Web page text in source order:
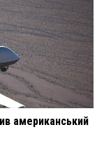
американський